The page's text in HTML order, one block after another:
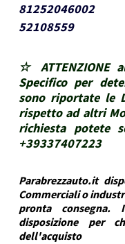
81252046002
52108559
☆ ATTENZIONE
Specifico per
sono riportate le
rispetto ad altri
richiesta potete
+39337407223
Parabrezzauto.it
Commerciali o
pronta
disposizione per
dell'acquisto